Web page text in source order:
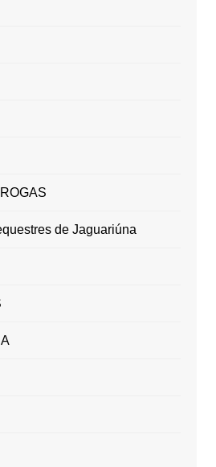
de Jaguariúna